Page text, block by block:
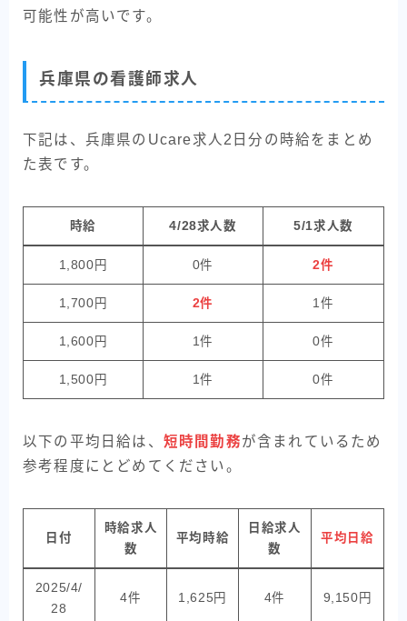
可能性が高いです。
兵庫県の看護師求人
下記は、兵庫県のUcare求人2日分の時給をまとめ
た表です。
時給 4/28求人数 5/1求人数
1,800円 0件 2件
1,700円 2件 1件
1,600円 1件 0件
1,500円 1件 0件
以下の平均日給は、 短時間勤務が含まれているため
参考程度にとどめてください。
日付
時給求人
数
平均時給
日給求人
数
平均日給
2025/4/
28
4件 1,625円 4件 9,150円